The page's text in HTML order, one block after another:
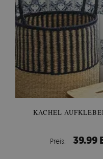
KACHEL
Preis: 39.99